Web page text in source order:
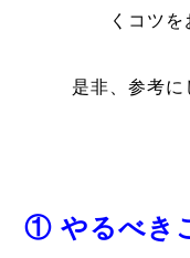
くコツを
是非、参考に
① やるべき